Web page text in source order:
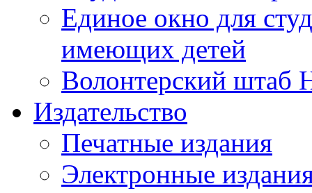
Единое окно для
имеющих детей
Волонтерский штаб
Издательство
Печатные издания
Электронные